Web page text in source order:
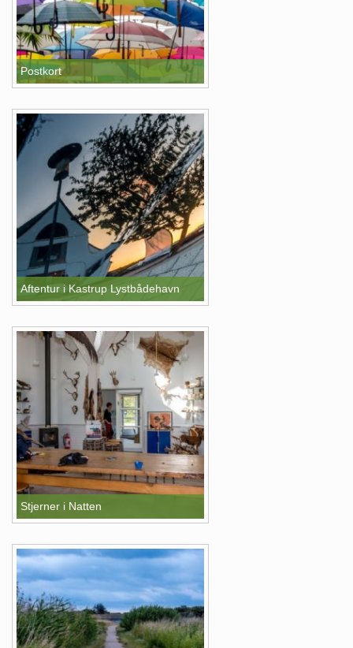
Postkort
Aftentur i Kastrup Lystbådehavn
Stjerner i Natten